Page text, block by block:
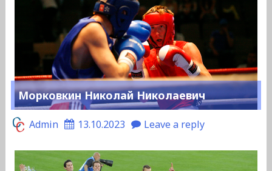
Морковкин Николай Николаевич
Admin 13.10.2023 Leave a reply